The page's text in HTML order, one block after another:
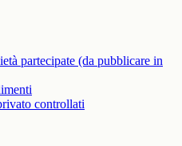
partecipate (da pubblicare in
controllati